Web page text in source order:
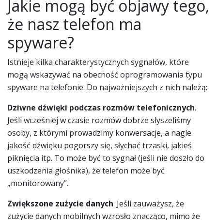
Jakie mogą być objawy tego,
że nasz telefon ma
spyware?
Istnieje kilka charakterystycznych sygnałów, które
mogą wskazywać na obecność oprogramowania typu
spyware na telefonie. Do najważniejszych z nich należą:
Dziwne dźwięki podczas rozmów telefonicznych.
Jeśli wcześniej w czasie rozmów dobrze słyszeliśmy
osoby, z którymi prowadzimy konwersacje, a nagle
jakość dźwięku pogorszy się, słychać trzaski, jakieś
piknięcia itp. To może być to sygnał (jeśli nie doszło do
uszkodzenia głośnika), że telefon może być
„monitorowany”.
Zwiększone zużycie danych. Jeśli zauważysz, że
zużycie danych mobilnych wzrosło znacząco, mimo że